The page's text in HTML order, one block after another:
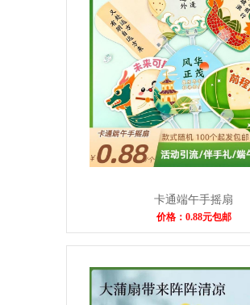
卡通端午手摇扇
价格：0.88元包邮